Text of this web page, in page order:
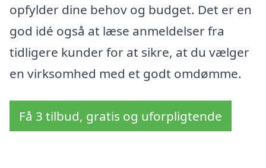
opfylder dine behov og budget. Det er en
god idé også at læse anmeldelser fra
tidligere kunder for at sikre, at du vælger
en virksomhed med et godt omdømme.
Få 3 tilbud, gratis og uforpligtende